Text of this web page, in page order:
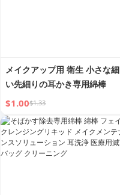
メイクアップ用 衛生 小さな細
い先細りの耳かき専用綿棒
$1.00$1.33